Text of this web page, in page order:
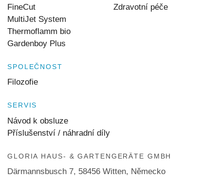
FineCut
MultiJet System
Thermoflamm bio
Gardenboy Plus
Zdravotní péče
SPOLEČNOST
Filozofie
SERVIS
Návod k obsluze
Příslušenství / náhradní díly
GLORIA HAUS- & GARTENGERÄTE GMBH
Därmannsbusch 7, 58456 Witten, Německo